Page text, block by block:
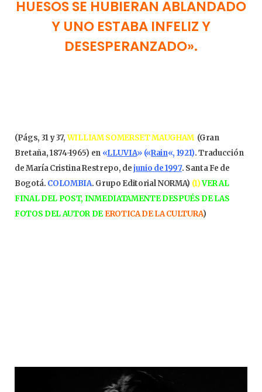
HUESOS SE HUBIERAN ABLANDADO
Y UNO ESTABA INFELIZ Y
DESESPERANZADO».
(Págs, 31 y 37,WILLIAM SOMERSET MAUGHAM (Gran
Bretaña, 1874-1965) en «LLUVIA» («Rain«, 1921). Traducción
de María Cristina Restrepo, dejunio de 1997. Santa Fe de
Bogotá. COLOMBIA. Grupo Editorial NORMA) (1) VER AL
FINAL DEL POST, INMEDIATAMENTE DESPUÉS DE LAS
FOTOS DEL AUTOR DE EROTICA DE LA CULTURA)